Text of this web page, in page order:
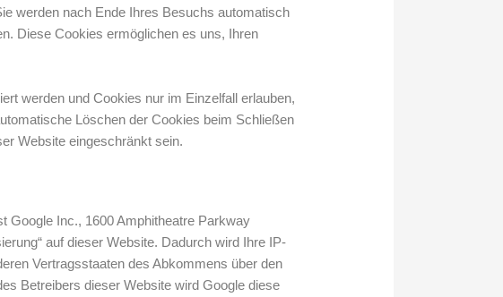
werden nach Ende Ihres Besuchs automatisch
Diese Cookies ermöglichen es uns, Ihren
werden und Cookies nur im Einzelfall erlauben,
Löschen der Cookies beim Schließen
Website eingeschränkt sein.
Google Inc., 1600 Amphitheatre Parkway
auf dieser Website. Dadurch wird Ihre IP-
Vertragsstaaten des Abkommens über den
Betreibers dieser Website wird Google diese